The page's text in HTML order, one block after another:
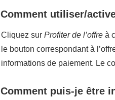
Comment utiliser/
Cliquez sur Profiter de l’offre à
le bouton correspondant à
informations de paiement. Le
Comment puis-je être